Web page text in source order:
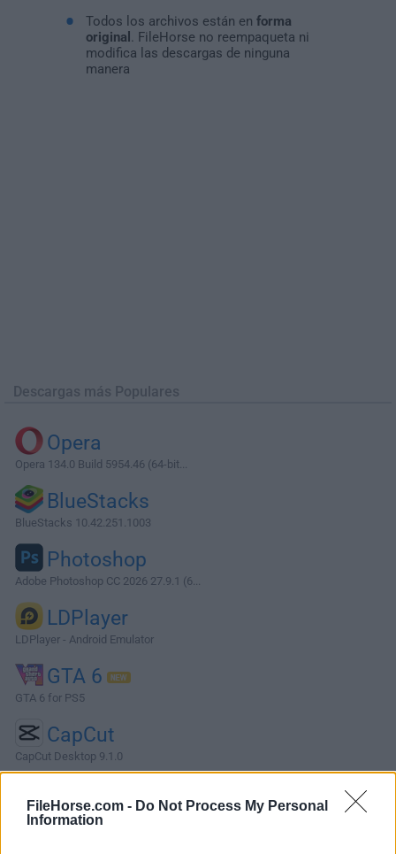
FileHorse.com - Do Not Process My Personal
Information
Todos los archivos están en forma
original
. FileHorse no reempaqueta ni
modifica las descargas de ninguna
manera
Descargas más Populares
Opera
Opera 134.0 Build 5954.46 (64-bit...
BlueStacks
BlueStacks 10.42.251.1003
Photoshop
Adobe Photoshop CC 2026 27.9.1 (6...
LDPlayer
LDPlayer - Android Emulator
GTA 6
GTA 6 for PS5
CapCut
CapCut Desktop 9.1.0